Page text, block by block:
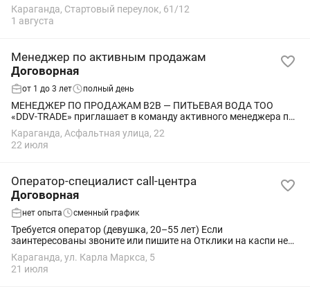
мобилографа! Что нужно делать: Снимать автомобили на
телефон. Монтировать короткие видео для TikTok,...
Караганда, Стартовый переулок, 61/12
1 августа
Менеджер по активным продажам
Договорная
от 1 до 3 лет полный день
МЕНЕДЖЕР ПО ПРОДАЖАМ B2B — ПИТЬЕВАЯ ВОДА ТОО
«DDV-TRADE» приглашает в команду активного менеджера по
продажам. Что нужно делать: • активно привлекать новых
корпоративных клиентов (B2B); • совершать...
Караганда, Асфальтная улица, 22
22 июля
Оператор-специалист call-центра
Договорная
нет опыта сменный график
Требуется оператор (девушка, 20–55 лет) Если
заинтересованы звоните или пишите на Отклики на каспи не
рассматриваем Работа заключается в том, чтобы звонить и
разговаривать с клиентами В связи с...
Караганда, ул. Карла Маркса, 5
21 июля